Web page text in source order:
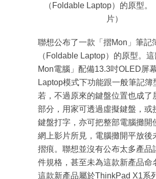
（Foldable Laptop）的原型。
片）
聯想公布了一款「摺Mon」筆記
（Foldable Laptop）的原型。
Mon電腦」配備13.3吋OLED屏
Laptop模式下功能跟一般筆記簿
若，不過原來的鍵盤位置也成了
部分，用家可透過虛擬鍵盤，或
鍵盤打字，亦可把整部電腦攤開
網上影片所見，電腦攤開平放後
摺痕。聯想並沒有公布太多產品
件規格，甚至未為這款新產品命
這款新產品屬於ThinkPad X1系
成為 EJ Tech 會員
最新資訊（附創業懶人包）
箱！